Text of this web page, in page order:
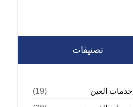
تصنيفات
خدمات العين
(19)